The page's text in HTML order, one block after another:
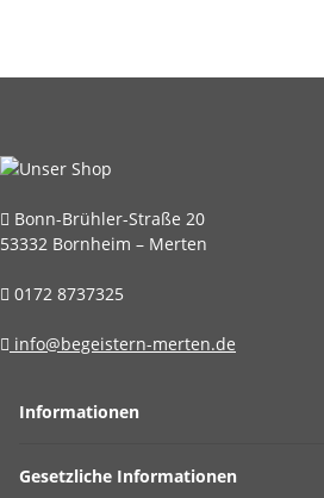
Bonn-Brühler-Straße 20
53332 Bornheim – Merten
0172 8737325
info@begeistern-merten.de
Informationen
Gesetzliche Informationen